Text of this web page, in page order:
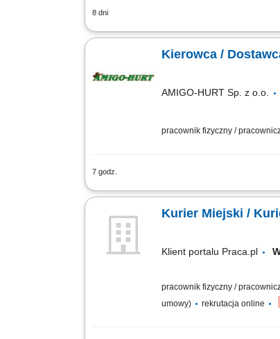
8 dni
Opis stanowiska Będziesz
Kierowca /
AMIGO-HURT Sp. z o.o.
pracownik fizyczny /
7 godz.
Twój zakres obowiązków:
Kurier Miejski /
Klient portalu Praca.pl
pracownik fizyczny /
umowy)
rekrutacja online